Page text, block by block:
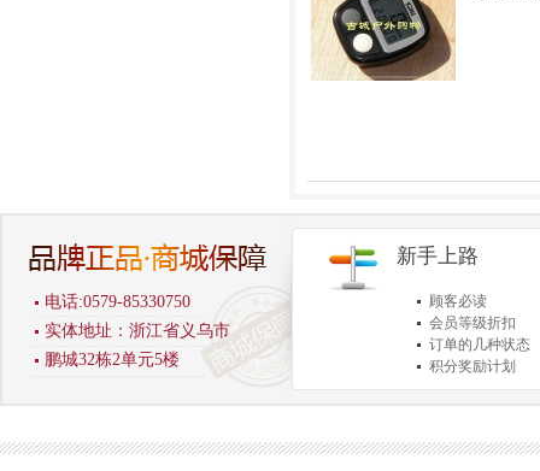
电话:0579-85330750
实体地址：浙江省义乌市
鹏城32栋2单元5楼
新手上路
顾客必读
会员等级折扣
订单的几种状态
积分奖励计划
商品退货保障